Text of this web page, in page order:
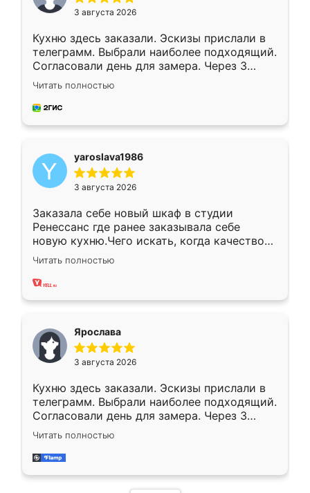
3 августа 2026
Кухню здесь заказали. Эскизы прислали в
телеграмм. Выбрали наиболее подходящий.
Согласовали день для замера. Через 3
недели кухня была уже готова. Остались
довольны работой. Спасибо Ренессанс
мебель за качественную работу!
Читать полностью
yaroslava1986
3 августа 2026
Заказала себе новый шкаф в студии
Ренессанс где ранее заказывала себе
новую кухню.Чего искать, когда качеством
вполне довольна. Служит кухня уже почти
два года, нареканий нет.
Читать полностью
Ярослава
3 августа 2026
Кухню здесь заказали. Эскизы прислали в
телеграмм. Выбрали наиболее подходящий.
Согласовали день для замера. Через 3
недели кухня была уже готова. Остались
довольны работой. Спасибо Ренессанс
мебель за качественную работу!
Читать полностью